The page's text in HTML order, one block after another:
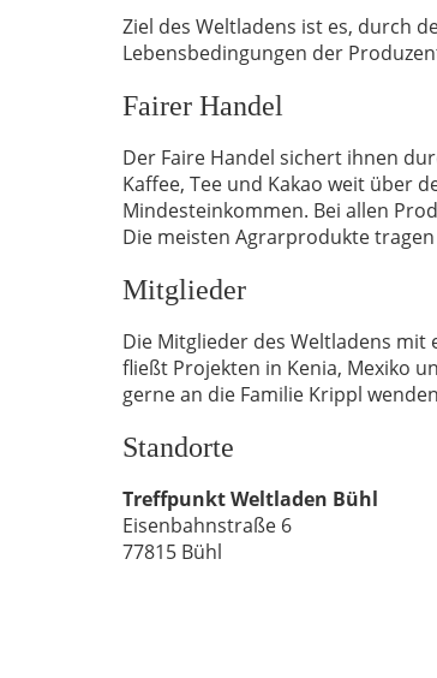
Ziel des Weltladens ist es, durch
Lebensbedingungen der
Fairer Handel
Der Faire Handel sichert ihnen
Kaffee, Tee und Kakao weit über
Mindesteinkommen. Bei allen
Die meisten Agrarprodukte
Mitglieder
Die Mitglieder des Weltladens
fließt Projekten in Kenia, Mexiko
gerne an die Familie Krippl
Standorte
Treffpunkt Weltladen Bühl
Eisenbahnstraße 6
77815 Bühl